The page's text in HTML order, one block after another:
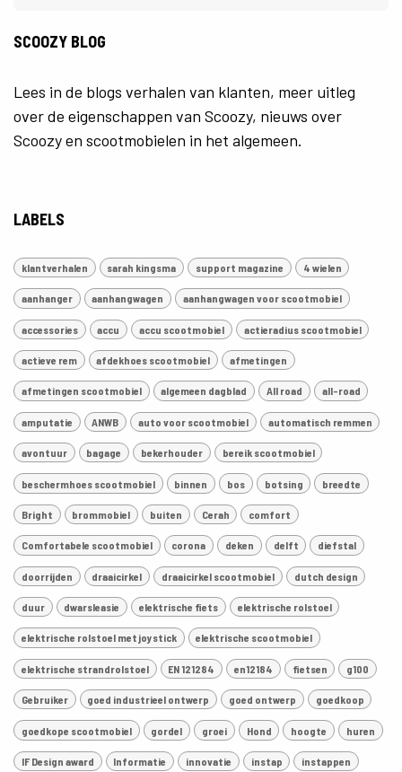
SCOOZY BLOG
Lees in de blogs verhalen van klanten, meer uitleg
over de eigenschappen van Scoozy, nieuws over
Scoozy en scootmobielen in het algemeen.
LABELS
klantverhalen sarah kingsma support magazine 4 wielen
aanhanger aanhangwagen aanhangwagen voor scootmobiel
accessories accu accu scootmobiel actieradius scootmobiel
actieve rem afdekhoes scootmobiel afmetingen
afmetingen scootmobiel algemeen dagblad All road all-road
amputatie ANWB auto voor scootmobiel automatisch remmen
avontuur bagage bekerhouder bereik scootmobiel
beschermhoes scootmobiel binnen bos botsing breedte
Bright brommobiel buiten Cerah comfort
Comfortabele scootmobiel corona deken delft diefstal
doorrijden draaicirkel draaicirkel scootmobiel dutch design
duur dwarsleasie elektrische fiets elektrische rolstoel
elektrische rolstoel met joystick elektrische scootmobiel
elektrische strandrolstoel EN 121284 en12184 fietsen g100
Gebruiker goed industrieel ontwerp goed ontwerp goedkoop
goedkope scootmobiel gordel groei Hond hoogte huren
IF Design award Informatie innovatie instap instappen